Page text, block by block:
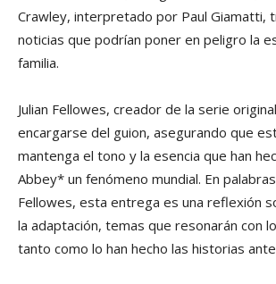
Crawley, interpretado por Paul Giamatti,
noticias que podrían poner en peligro la
familia.
Julian Fellowes, creador de la serie
encargarse del guion, asegurando que
mantenga el tono y la esencia que han
Abbey* un fenómeno mundial. En
Fellowes, esta entrega es una reflexión
la adaptación, temas que resonarán con
tanto como lo han hecho las historias